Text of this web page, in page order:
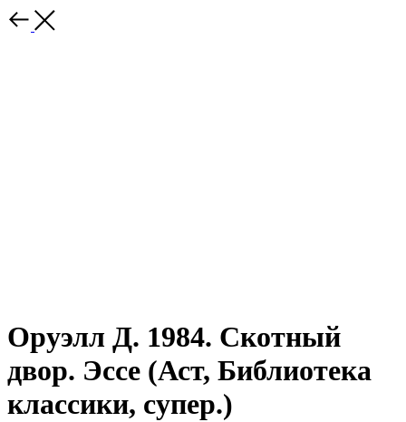
Оруэлл Д. 1984. Скотный
двор. Эссе (Аст, Библиотека
классики, супер.)